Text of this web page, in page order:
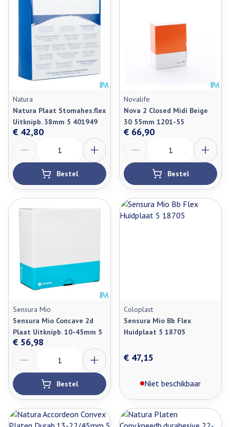
Natura
Natura Plaat Stomahes.flex
Uitknipb. 38mm 5 401949
€ 42,80
Bestel
Novalife
Nova 2 Closed Midi Beige
30 55mm 1201-55
€ 66,90
Bestel
Sensura Mio
Sensura Mio Concave 2d
Plaat Uitknipb. 10-45mm 5
€ 56,98
Bestel
Coloplast
Sensura Mio Bb Flex
Huidplaat 5 18705
€ 47,15
Niet beschikbaar